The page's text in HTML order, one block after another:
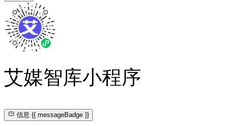
艾媒智库小程序
信息{{ messageBadge }}